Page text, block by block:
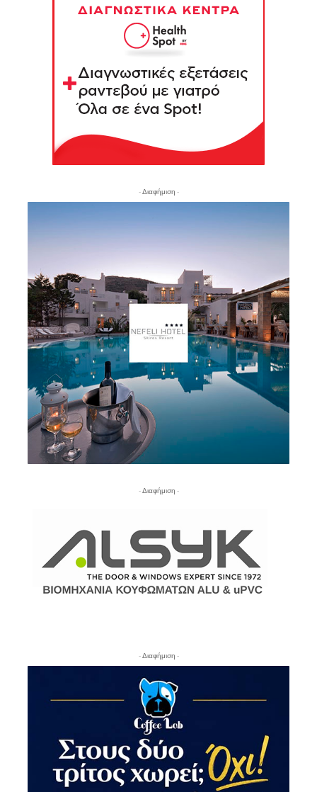
- Διαφήμιση -
- Διαφήμιση -
- Διαφήμιση -